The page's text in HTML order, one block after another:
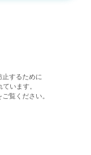
止するために
います。
ご覧ください。